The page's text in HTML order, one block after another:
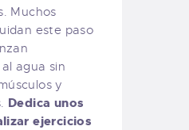
Muchos
este paso
agua sin
y
Dedica unos
ejercicios